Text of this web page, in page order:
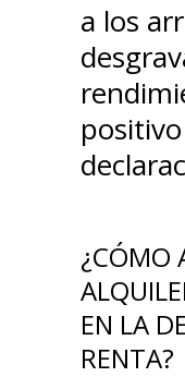
a los
¿CÓMO
EN LA
RENTA?